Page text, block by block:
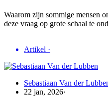
Waarom zijn sommige mensen
deze vraag op grote schaal te
Artikel ·
Sebastiaan Van der
22 jan, 2026·